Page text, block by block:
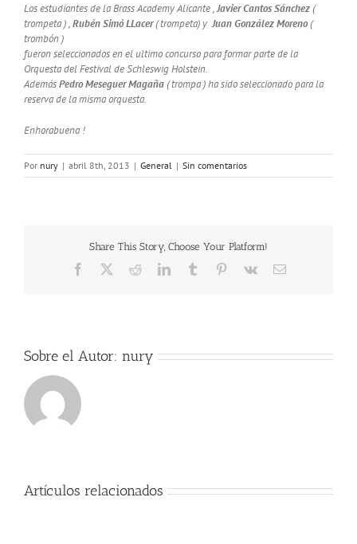
Los estudiantes de la Brass Academy Alicante ,Javier CantosSánchez(
trompeta ) ,Rubén Simó LLacer( trompeta) yJuan González Moreno(
trombón )
fueron seleccionados en el ultimo concurso para formar parte de la
Orquesta del Festival de Schleswig Holstein.
AdemásPedro MeseguerMagaña( trompa ) ha sido seleccionado para la
reserva de la misma orquesta.
Enhorabuena !
Por nury | abril 8th, 2013 | General | Sin comentarios
Share This Story, Choose Your Platform!
Facebook RedditLinkedInTumblr Pinterest
Vk
Correo
Sobre el Autor: nury
Artículos relacionados